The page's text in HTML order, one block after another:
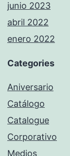
junio 2023
abril 2022
enero 2022
Categories
Aniversario
Catálogo
Catalogue
Corporativo
Medios